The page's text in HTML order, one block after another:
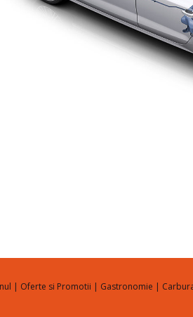
| Oferte si Promotii | Gastronomie |